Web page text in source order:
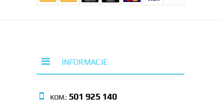
INFORMACJE
KOM.: 501 925 140